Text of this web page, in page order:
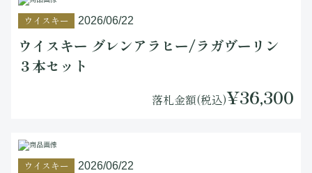
ウイスキー 2026/06/22
ウイスキー グレンアラヒー/ラガヴーリン
３本セット
落札金額(税込)¥36,300
ウイスキー 2026/06/22